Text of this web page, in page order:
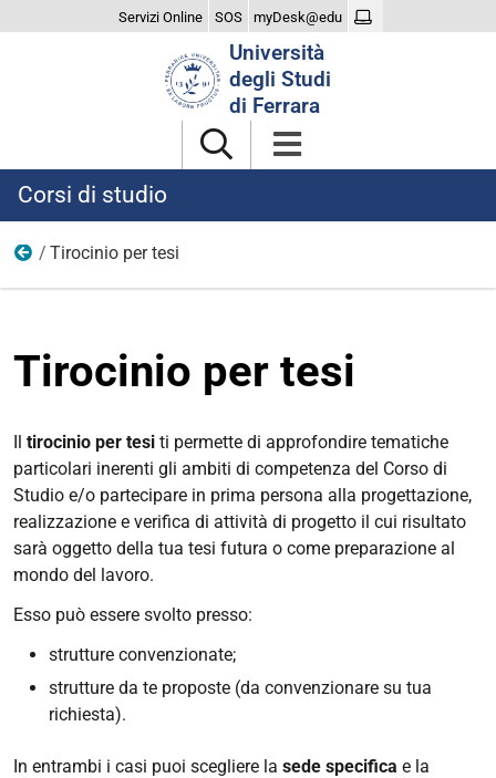
Servizi Online SOS myDesk@edu
Università
degli Studi
di Ferrara
Corsi di studio
L/SNT2
Tirocinio per tesi
Tirocinio per tesi
Il tirocinio per tesi ti permette di approfondire tematiche
particolari inerenti gli ambiti di competenza del Corso di
Studio e/o partecipare in prima persona alla progettazione,
realizzazione e verifica di attività di progetto il cui risultato
sarà oggetto della tua tesi futura o come preparazione al
mondo del lavoro.
Esso può essere svolto presso:
strutture convenzionate;
strutture da te proposte (da convenzionare su tua
richiesta).
In entrambi i casi puoi scegliere la sede specifica e la